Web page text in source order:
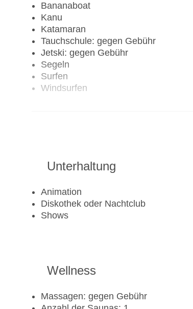
Bananaboat
Kanu
Katamaran
Tauchschule: gegen Gebühr
Jetski: gegen Gebühr
Segeln
Surfen
Windsurfen
Beachvolleyball
Tretboot
Tennisplatz
Unterhaltung
Animation
Diskothek oder Nachtclub
Shows
Wellness
Massagen: gegen Gebühr